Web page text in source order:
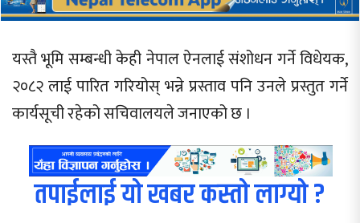
यस्तै भूमि सम्बन्धी केही नेपाल ऐनलाई संशोधन गर्ने विधेयक,
२०८२ लाई पारित गरियोस् भन्ने प्रस्ताव पनि उनले प्रस्तुत गर्ने
कार्यसूची रहेको सचिवालयले जनाएको छ ।
तपाईलाई यो खबर कस्तो लाग्यो ?